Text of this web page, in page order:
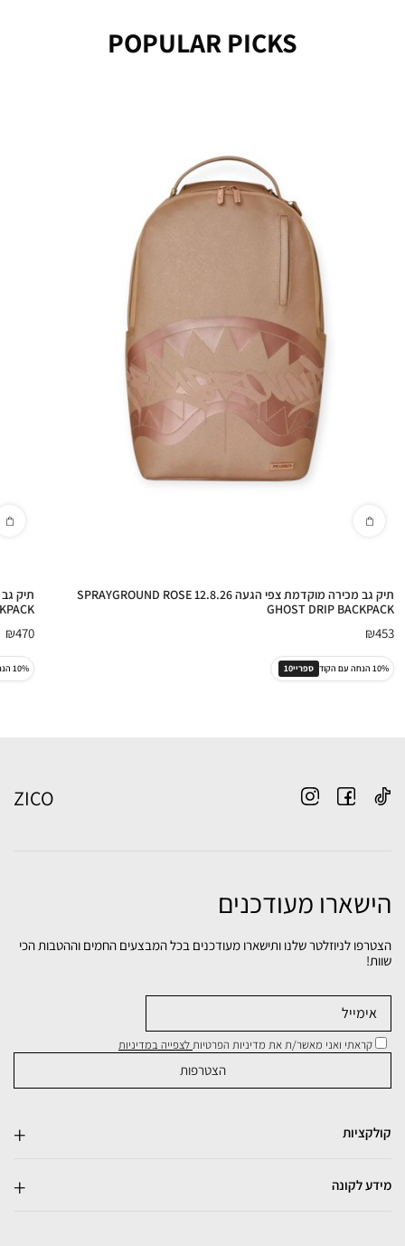
POPULAR PICKS
תיק גב מכירה מוקדמת צפי הגעה 12.8.26 SPRAYGROUND ROSE
GHOST DRIP BACKPACK
₪453
10% הנחה עם הקוד ספריי10
₪470
10% הנחה עם הקוד
ZICO
הישארו מעודכנים
הצטרפו לניוזלטר שלנו ותישארו מעודכנים בכל המבצעים החמים וההטבות הכי
שוות!
קראתי ואני מאשר/ת את מדיניות הפרטיותלצפייה במדיניות
קולקציות
מידע לקונה